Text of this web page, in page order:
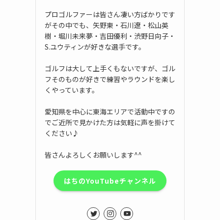
プロゴルファーは皆さん凄い方ばかりです
がその中でも、矢野東・石川遼・松山英
樹・堀川未来夢・吉田優利・渋野日向子・
S.ユウティンが好きな選手です。
ゴルフは大して上手くもないですが、ゴル
フそのものが好きで練習やラウンドを楽し
くやっています。
愛知県を中心に東海エリアで活動中ですの
でご近所で見かけた方は気軽に声を掛けて
ください♪
皆さんよろしくお願いします^^
はちのYouTubeチャンネル